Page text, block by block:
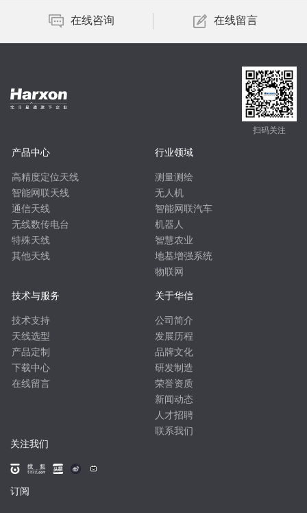
在线咨询 在线留言
扫码关注
产品中心
高精度定位天线
智能网联天线
通信天线
无线数传电台
特殊天线
其他天线
行业领域
测量测绘
无人机
智能网联汽车
机器人
智慧农业
地基增强系统
物联网
技术与服务
技术支持
天线选型
产品定制
下载中心
在线留言
关于华信
公司简介
发展历程
品牌文化
研发制造
荣誉资质
新闻动态
人才招聘
联系我们
关注我们
订阅